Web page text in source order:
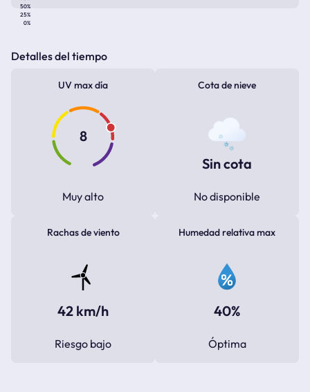
50%
25%
0%
Detalles del tiempo
UV max día
8
Muy alto
Cota de nieve
Sin cota
No disponible
Rachas de viento
42 km/h
Riesgo bajo
Humedad relativa max
40%
Óptima